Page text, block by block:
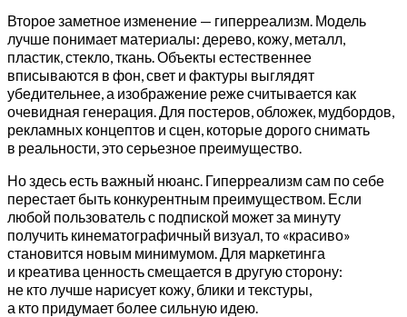
Второе заметное изменение — гиперреализм. Модель
лучше понимает материалы: дерево, кожу, металл,
пластик, стекло, ткань. Объекты естественнее
вписываются в фон, свет и фактуры выглядят
убедительнее, а изображение реже считывается как
очевидная генерация. Для постеров, обложек, мудбордов,
рекламных концептов и сцен, которые дорого снимать
в реальности, это серьезное преимущество.
Но здесь есть важный нюанс. Гиперреализм сам по себе
перестает быть конкурентным преимуществом. Если
любой пользователь с подпиской может за минуту
получить кинематографичный визуал, то «красиво»
становится новым минимумом. Для маркетинга
и креатива ценность смещается в другую сторону:
не кто лучше нарисует кожу, блики и текстуры,
а кто придумает более сильную идею.